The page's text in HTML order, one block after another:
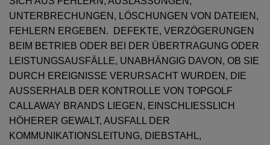
UNTERBRECHUNGEN, LÖSCHUNGEN VON DATEIEN,
FEHLERN ERGEBEN. DEFEKTE, VERZÖGERUNGEN
BEIM BETRIEB ODER BEI DER ÜBERTRAGUNG ODER
LEISTUNGSAUSFÄLLE, UNABHÄNGIG DAVON, OB SIE
DURCH EREIGNISSE VERURSACHT WURDEN, DIE
AUSSERHALB DER KONTROLLE VON TOPGOLF
CALLAWAY BRANDS LIEGEN, EINSCHLIESSLICH
HÖHERER GEWALT, AUSFALL DER
KOMMUNIKATIONSLEITUNG, DIEBSTAHL,